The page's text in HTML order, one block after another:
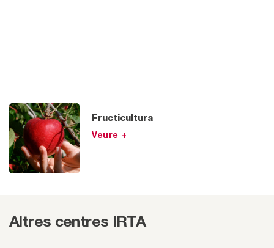
Fructicultura
Veure +
Altres centres IRTA